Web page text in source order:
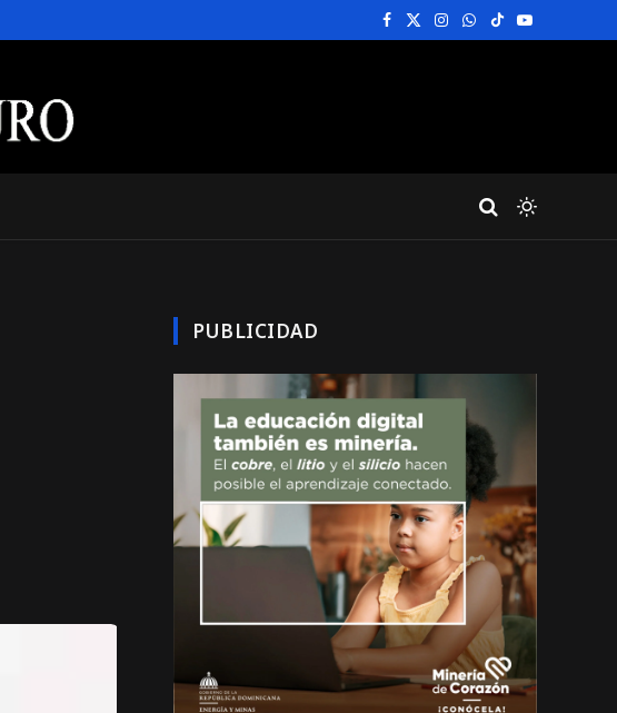
Facebook
X
Instagram
WhatsApp
TikTokYouTube
PUBLICIDAD